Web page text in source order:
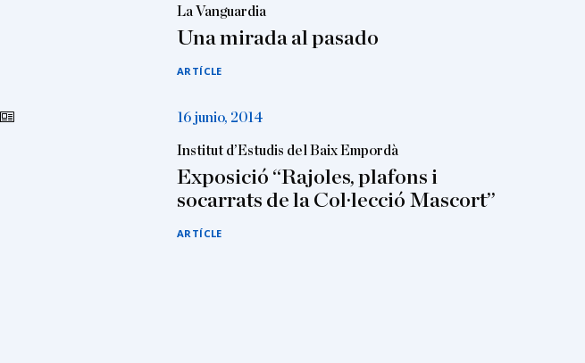
La Vanguardia
Una mirada al pasado
ARTÍCLE
16 junio, 2014
Institut d’Estudis del Baix Empordà
Exposició “Rajoles, plafons i
socarrats de la Col·lecció Mascort”
ARTÍCLE